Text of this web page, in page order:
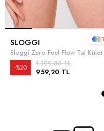
SLOGGI
Sloggi Zero Feel Flow Tai Külot
959,20 TL
1.199,00 TL
%20
1